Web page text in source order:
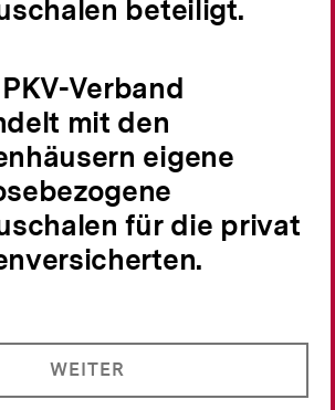
beteiligt.
Verband
mit den
eigene
für die privat
WEITER